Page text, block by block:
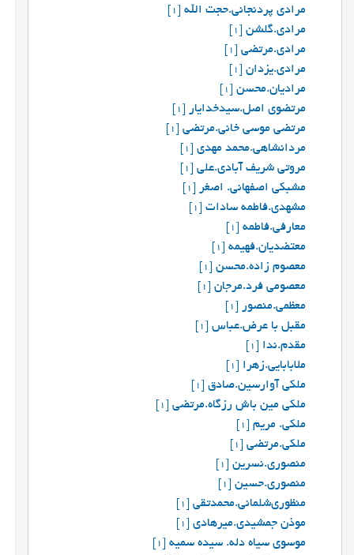
مرادی پردنجانی.حجت الله[1]
مرادی.گلشن[1]
مرادی.مرتضی[1]
مرادی.یزدان[1]
مرادیان.محسن[1]
مرتضوی اصل.سیدخدایار
مرتضی موسی خانی.مرتضی[1]
مردانشاهی.محمد مهدی[1]
مروتی شریف آبادی.علی[1]
مشبکی اصفهانی. اصغر
مشهدی.فاطمه سادات[1]
معارفی.فاطمه[1]
معتضدیان.فهیمه[1]
معصوم زاده.محسن[1]
معصومی فرد.مرجان[1]
معظمي.منصور
مقبل با عرض.عباس[1]
مقدم.ندا
ملابابایی.زهرا
ملکی آوارسین.صادق[1]
ملکی مین باش رزگاه.مرتضی[1]
ملکی. مریم[1]
ملکی.مرتضی[1]
منصوری.نسرین[1]
منصوري.حسين[1]
منظوری‌شلمانی.محمدتقی[1]
موذن جمشیدی.میرهادی[1]
موسوی سیاه دله. سیده سمیه[1]